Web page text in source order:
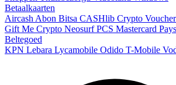
Betaalkaarten
Aircash Abon Bitsa CASHlib Crypto Voucher
Gift Me Crypto NeosurfPCS Mastercard
Beltegoed
KPN Lebara Lycamobile Odido T-Mobile